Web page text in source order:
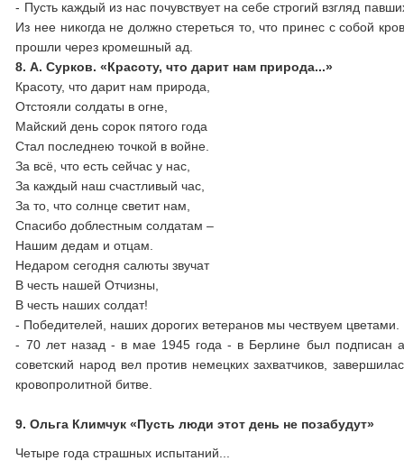
- Пусть каждый из нас почувствует на себе строгий взгляд
Из нее никогда не должно стереться то, что принес с собой
прошли через кромешный ад.
8. А. Сурков. «Красоту, что дарит нам природа...»
Красоту, что дарит нам природа,
Отстояли солдаты в огне,
Майский день сорок пятого года
Стал последнею точкой в войне.
За всё, что есть сейчас у нас,
За каждый наш счастливый час,
За то, что солнце светит нам,
Спасибо доблестным солдатам –
Нашим дедам и отцам.
Недаром сегодня салюты звучат
В честь нашей Отчизны,
В честь наших солдат!
- Победителей, наших дорогих ветеранов мы чествуем
- 70 лет назад - в мае 1945 года - в Берлине был подписан
советский народ вел против немецких захватчиков,
кровопролитной битве.
9. Ольга Климчук «Пусть люди этот день не позабудут»
Четыре года страшных испытаний...